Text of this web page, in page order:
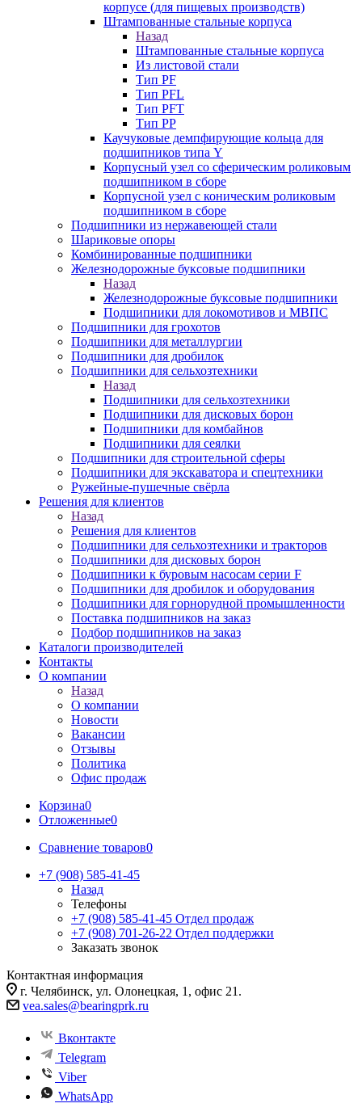
корпусе (для пищевых производств)
Штампованные стальные корпуса
Назад
Штампованные стальные корпуса
Из листовой стали
Тип PF
Тип PFL
Тип PFT
Тип PP
Каучуковые демпфирующие кольца для
подшипников типа Y
Корпусный узел со сферическим роликовым
подшипником в сборе
Корпусной узел с коническим роликовым
подшипником в сборе
Подшипники из нержавеющей стали
Шариковые опоры
Комбинированные подшипники
Железнодорожные буксовые подшипники
Назад
Железнодорожные буксовые подшипники
Подшипники для локомотивов и МВПС
Подшипники для грохотов
Подшипники для металлургии
Подшипники для дробилок
Подшипники для сельхозтехники
Назад
Подшипники для сельхозтехники
Подшипники для дисковых борон
Подшипники для комбайнов
Подшипники для сеялки
Подшипники для строительной сферы
Подшипники для экскаватора и спецтехники
Ружейные-пушечные свёрла
Решения для клиентов
Назад
Решения для клиентов
Подшипники для сельхозтехники и тракторов
Подшипники для дисковых борон
Подшипники к буровым насосам серии F
Подшипники для дробилок и оборудования
Подшипники для горнорудной промышленности
Поставка подшипников на заказ
Подбор подшипников на заказ
Каталоги производителей
Контакты
О компании
Назад
О компании
Новости
Вакансии
Отзывы
Политика
Офис продаж
Корзина0
Отложенные0
Сравнение товаров0
+7 (908) 585-41-45
Назад
Телефоны
+7 (908) 585-41-45 Отдел продаж
+7 (908) 701-26-22 Отдел поддержки
Заказать звонок
Контактная информация
г. Челябинск, ул. Олонецкая, 1, офис 21.
vea.sales@bearingprk.ru
Вконтакте
Telegram
Viber
WhatsApp